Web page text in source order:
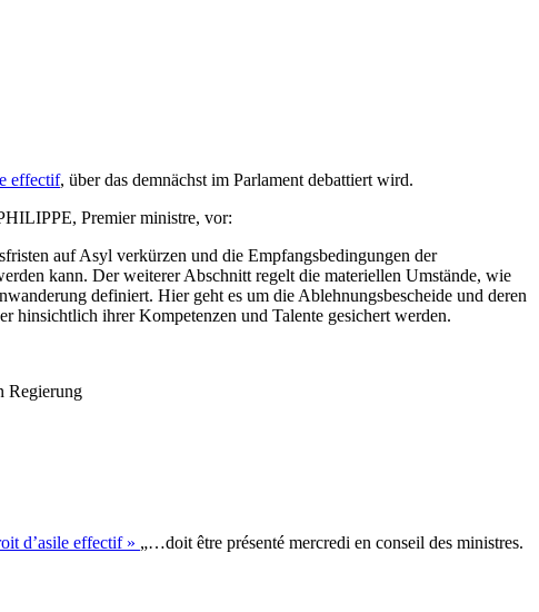
effectif, über das demnächst im Parlament debattiert wird.
Premier ministre, vor:
auf Asyl verkürzen und die Empfangsbedingungen der
kann. Der weiterer Abschnitt regelt die materiellen Umstände, wie
definiert. Hier geht es um die Ablehnungsbescheide und deren
hinsichtlich ihrer Kompetenzen und Talente gesichert werden.
Regierung
d’asile effectif » „…doit être présenté mercredi en conseil des ministres.